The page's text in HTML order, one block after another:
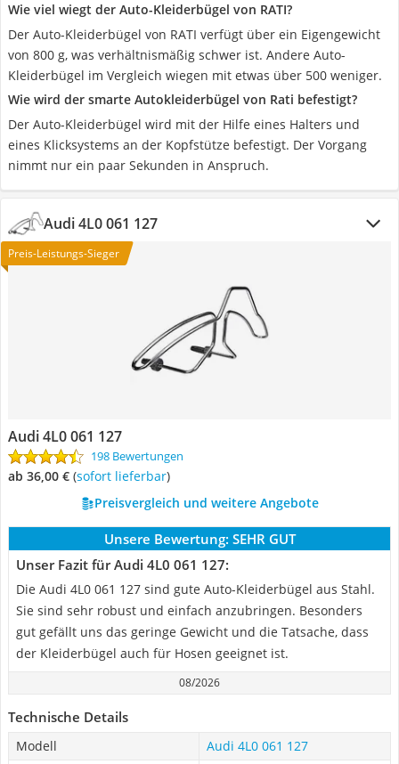
Wie viel wiegt der Auto-Kleiderbügel von RATI?
Der Auto-Kleiderbügel von RATI verfügt über ein Eigengewicht
von 800 g, was verhältnismäßig schwer ist. Andere Auto-
Kleiderbügel im Vergleich wiegen mit etwas über 500 weniger.
Wie wird der smarte Autokleiderbügel von Rati befestigt?
Der Auto-Kleiderbügel wird mit der Hilfe eines Halters und
eines Klicksystems an der Kopfstütze befestigt. Der Vorgang
nimmt nur ein paar Sekunden in Anspruch.
Audi 4L0 061 127
Preis-Leistungs-Sieger
Audi 4L0 061 127
198 Bewertungen
ab 36,00 € ( Sofort lieferbar)
Preisvergleich und weitere Angebote
Unsere Bewertung: SEHR GUT
Unser Fazit für Audi 4L0 061 127:
Die Audi 4L0 061 127 sind gute Auto-Kleiderbügel aus Stahl.
Sie sind sehr robust und einfach anzubringen. Besonders
gut gefällt uns das geringe Gewicht und die Tatsache, dass
der Kleiderbügel auch für Hosen geeignet ist.
08/2026
Technische Details
Modell
Audi 4L0 061 127